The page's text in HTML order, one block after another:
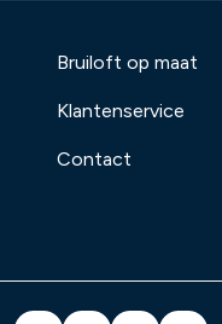
Bruiloft op maat
Klantenservice
Contact